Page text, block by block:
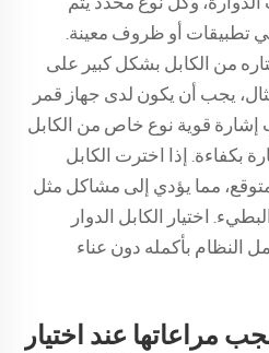
تطبيقات أو ظروف معينة.
من الكابل بشكل كبير على
يجب أن يكون لدى جهاز قمر
إشارة قوية نوع خاص من الكابل
بكفاءة. إذا اخترت الكابل
مما يؤدي إلى مشاكل مثل
اختيار الكابل الدوار
بأكمله دون عناء
مراعاتها عند اختيار